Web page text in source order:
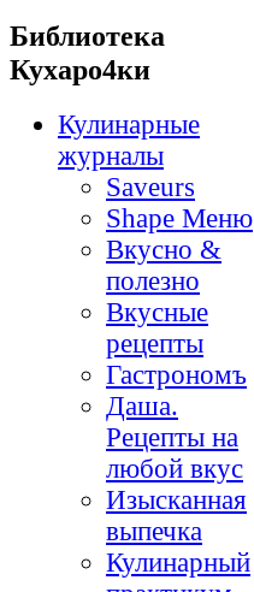
Библиотека
Кухаро4ки
Кулинарные
журналы
Saveurs
Shape Меню
Вкусно &
полезно
Вкусные
рецепты
Гастрономъ
Даша.
Рецепты на
любой вкус
Изысканная
выпечка
Кулинарный